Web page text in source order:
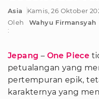
Asia
Kamis, 26 Oktober
Oleh
:
Wahyu Firmansyah
Jepang – One Piece
petualangan yang
pertempuran epik,
karakternya yang